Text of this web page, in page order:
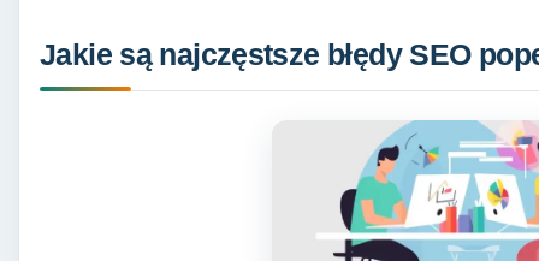
Jakie są najczęstsze błędy SEO